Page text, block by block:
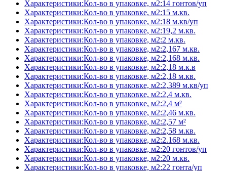
Характеристики:Кол-во в упаковке, м2:14 гонтов/уп
Характеристики:Кол-во в упаковке, м2:15 м.кв.
Характеристики:Кол-во в упаковке, м2:18 м.кв/уп
Характеристики:Кол-во в упаковке, м2:19,2 м.кв.
Характеристики:Кол-во в упаковке, м2:2 м.кв.
Характеристики:Кол-во в упаковке, м2:2,167 м.кв.
Характеристики:Кол-во в упаковке, м2:2,168 м.кв.
Характеристики:Кол-во в упаковке, м2:2,18 м.к.в
Характеристики:Кол-во в упаковке, м2:2,18 м.кв.
Характеристики:Кол-во в упаковке, м2:2,389 м.кв/уп
Характеристики:Кол-во в упаковке, м2:2,4 м.кв.
Характеристики:Кол-во в упаковке, м2:2,4 м²
Характеристики:Кол-во в упаковке, м2:2,46 м.кв.
Характеристики:Кол-во в упаковке, м2:2,57 м²
Характеристики:Кол-во в упаковке, м2:2,58 м.кв.
Характеристики:Кол-во в упаковке, м2:2.168 м.кв.
Характеристики:Кол-во в упаковке, м2:20 гонтов/уп
Характеристики:Кол-во в упаковке, м2:20 м.кв.
Характеристики:Кол-во в упаковке, м2:22 гонта/уп